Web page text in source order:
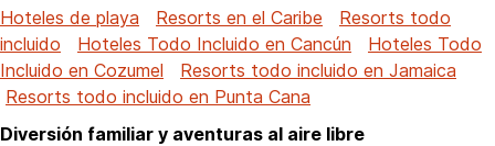
Hoteles de playa
Resorts en el Caribe
Resorts todo
incluido
Hoteles Todo Incluido en Cancún
Hoteles Todo
Incluido en Cozumel
Resorts todo incluido en Jamaica
Resorts todo incluido en Punta Cana
Diversión familiar y aventuras al aire libre